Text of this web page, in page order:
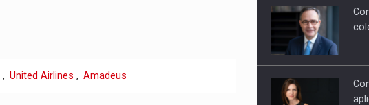
, United Airlines , Amadeus